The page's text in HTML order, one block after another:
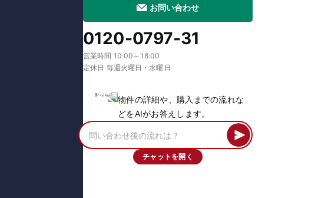
お問い合わせ
0120-0797-31
営業時間 10:00～18:00
定休日 毎週火曜日・水曜日
物件の詳細や、購入までの流れな
どをAIがお答えします。
チャットを開く